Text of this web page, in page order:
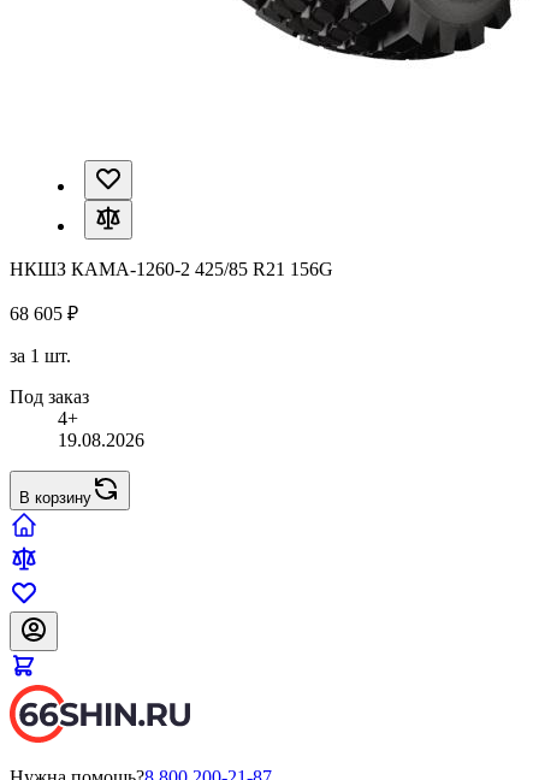
НКШЗ КАМА-1260-2 425/85 R21 156G
68 605 ₽
за 1 шт.
Под заказ
4+
19.08.2026
В корзину